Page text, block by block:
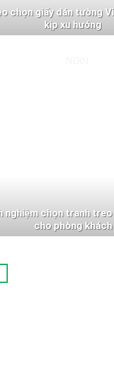
chọn giấy dán tường
kịp xu hướng
nghiệm chọn tranh
cho phòng khách